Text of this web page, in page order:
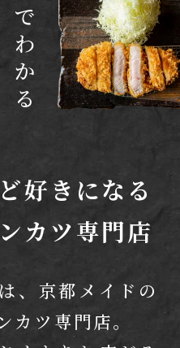
好きになる
カツ専門店
、 京都メイドの
カツ専門店。